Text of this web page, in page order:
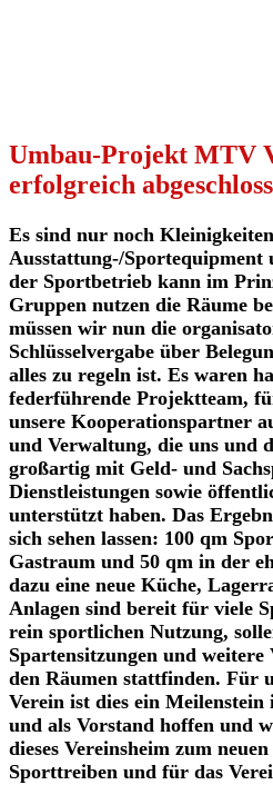
Umbau-Projekt MTV
erfolgreich
Es sind nur noch
Ausstattung-/Sportequipment
der Sportbetrieb kann im
Gruppen nutzen die Räume
müssen wir nun die
Schlüsselvergabe über
alles zu regeln ist. Es waren
federführende Projektteam,
unsere Kooperationspartner
und Verwaltung, die uns und
großartig mit Geld- und
Dienstleistungen sowie
unterstützt haben. Das
sich sehen lassen: 100 qm
Gastraum und 50 qm in der
dazu eine neue Küche,
Anlagen sind bereit für viele
rein sportlichen Nutzung,
Spartensitzungen und
den Räumen stattfinden. Für
Verein ist dies ein Meilenstein
und als Vorstand hoffen und
dieses Vereinsheim zum
Sporttreiben und für das